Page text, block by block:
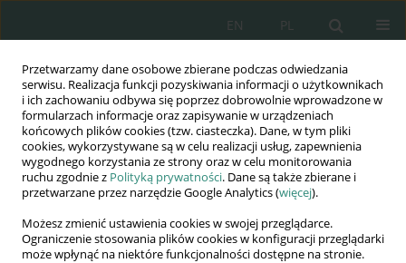
Przetwarzamy dane osobowe zbierane podczas odwiedzania
serwisu. Realizacja funkcji pozyskiwania informacji o użytkownikach
i ich zachowaniu odbywa się poprzez dobrowolnie wprowadzone w
formularzach informacje oraz zapisywanie w urządzeniach
końcowych plików cookies (tzw. ciasteczka). Dane, w tym pliki
cookies, wykorzystywane są w celu realizacji usług, zapewnienia
wygodnego korzystania ze strony oraz w celu monitorowania
ruchu zgodnie z Polityką prywatności. Dane są także zbierane i
przetwarzane przez narzędzie Google Analytics (więcej).
Możesz zmienić ustawienia cookies w swojej przeglądarce.
Ograniczenie stosowania plików cookies w konfiguracji przeglądarki
może wpłynąć na niektóre funkcjonalności dostępne na stronie.
PL
EN
Wydawnictwo
AWSGE
Akademia Nauk Stosowanych
WSGE
im. Alcide De Gasperi